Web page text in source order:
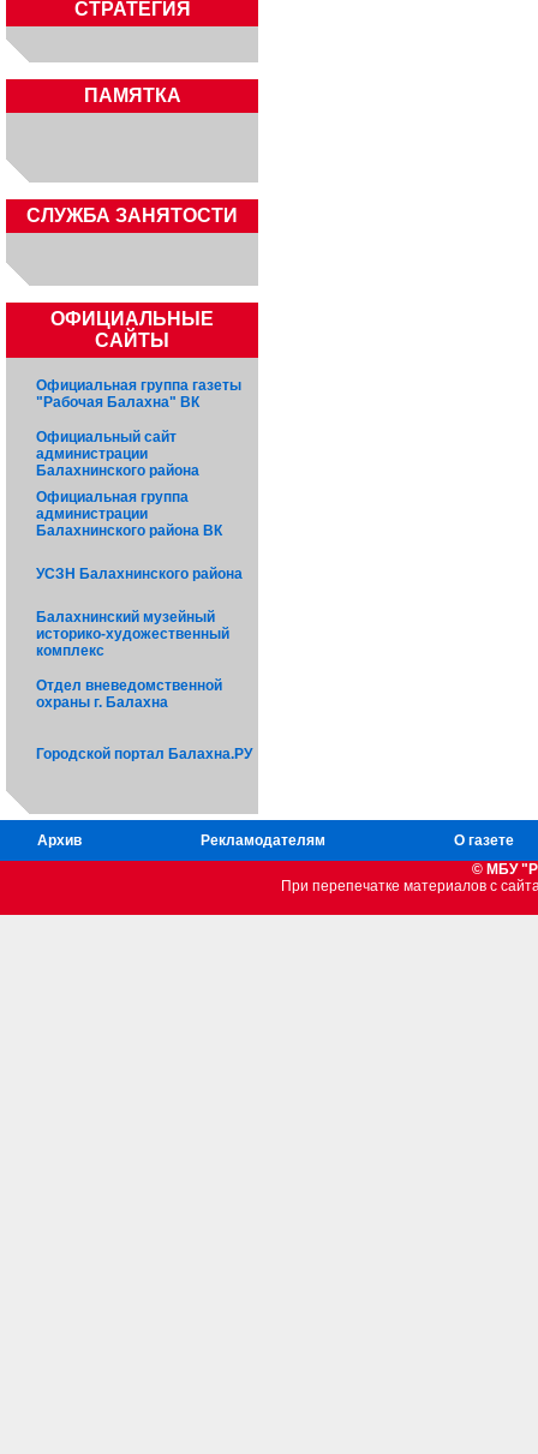
СТРАТЕГИЯ
ПАМЯТКА
CЛУЖБА ЗАНЯТОСТИ
ОФИЦИАЛЬНЫЕ
САЙТЫ
Официальная группа газеты
"Рабочая Балахна" ВК
Официальный сайт
администрации
Балахнинского района
Официальная группа
администрации
Балахнинского района ВК
УСЗН Балахнинского района
Балахнинский музейный
историко-художественный
комплекс
Отдел вневедомственной
охраны г. Балахна
Городской портал Балахна.РУ
Архив Рекламодателям
О газете
© МБУ
При перепечатке материалов c